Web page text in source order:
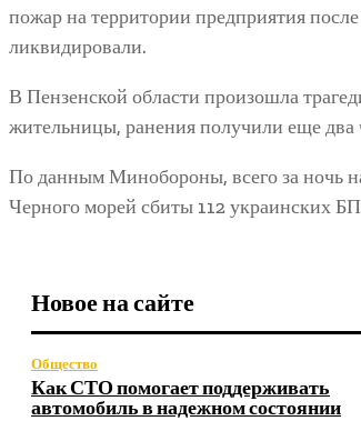
пожар на территории предприятия
ликвидировали.
В Пензенской области произошла
жительницы, ранения получили еще два
По данным Минобороны, всего за ночь
Черного морей сбиты 112 украинских
Новое на сайте
Общество
Как СТО помогает поддерживать
автомобиль в надежном состоянии